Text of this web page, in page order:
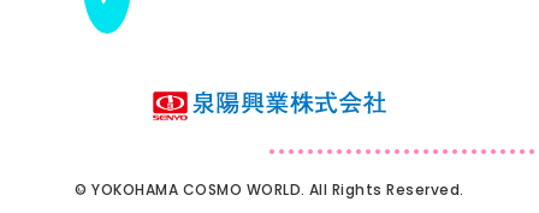
© YOKOHAMA COSMO WORLD. All Rights Reserved.